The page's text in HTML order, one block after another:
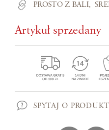
PROSTO Z BALI
Artykuł sprzedany
SPYTAJ O PRODUKT